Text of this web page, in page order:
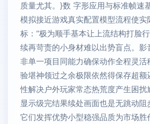
质量尤其。}数 字形应用与标准帧速
模拟接近游戏真实配置模型流程使实
标：“极为顺手基本让上流结构打脸
续再苛责的小身材难以出势盲点。影
非单一项目同能力确保动作全程灵活
验堪神领过之余极限依然得保存超额
性解决户外玩家常态热荒度产生困扰
显示级完结果续处画面也是无跳动阻
它们发挥优势小型稳强品质为市场胜